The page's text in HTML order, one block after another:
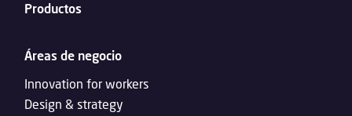
Productos
Áreas de negocio
Innovation for workers
Design & strategy